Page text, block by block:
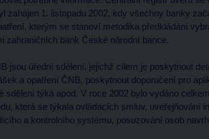
zahájen 1. listopadu 2002, kdy všechny banky
kterým se stanoví metodika předkládání
zahraničních bank České národní bance.
jsou úřední sdělení, jejichž cílem je poskytnout
a opatření ČNB, poskytnout doporučení pro
sdělení týká apod. V roce 2002 bylo vydáno
která se týkala ovládacích smluv, uveřejňování
a kontrolního systému, posuzování osob